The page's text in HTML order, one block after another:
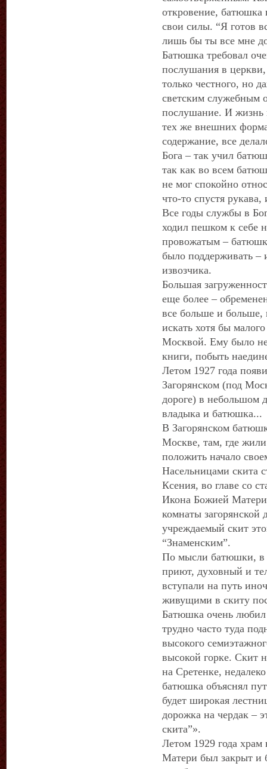
откровение, батюшка
свои силы. “Я готов
лишь бы ты все мне
Батюшка требовал
послушания в
только честного, но
светским служебным
послушание. И жизнь
тех же внешних
содержание, все
Бога – так учил
так как во всем
не мог спокойно
что-то спустя
Все годы службы в
ходил пешком к себе
провожатым –
было поддерживать –
извозчика.
Большая
еще более –
все больше и
искать хотя бы
Москвой. Ему было
книги, побыть
Летом 1927 года
Загорянском (под
дороге) в небольшом
владыка и батюшка...
В Загорянском
Москве, там, где
положить начало
Насельницами скита
Ксения, во главе со
Икона Божией Матери
комнаты загорянской
учреждаемый скит
“Знаменским”.
По мысли батюшки, в
приют, духовный и
вступали на путь
живущими в скиту
Батюшка очень любил
трудно часто туда
высокого
высокой горке. Скит
на Сретенке,
батюшка объяснял
будет широкая
дорожка на чердак –
скита”».
Летом 1929 года
Матери был закрыт и